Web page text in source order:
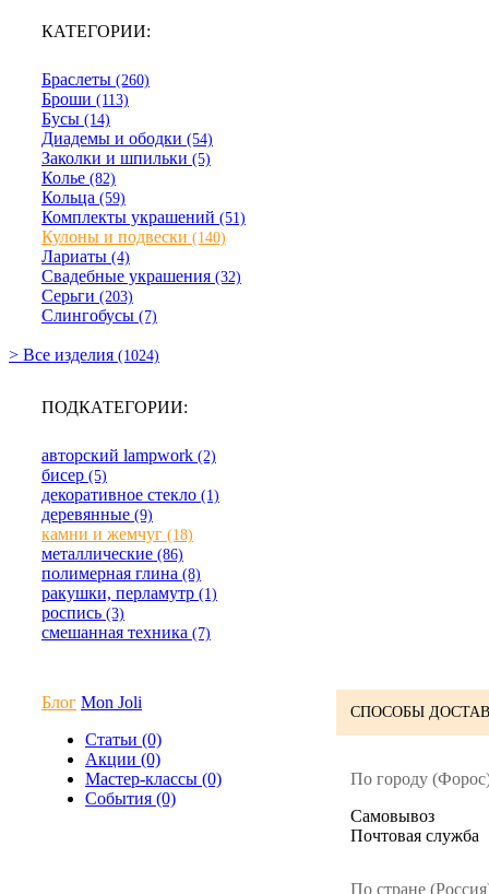
КАТЕГОРИИ:
Браслеты (260)
Броши (113)
Бусы (14)
Диадемы и ободки (54)
Заколки и шпильки (5)
Колье (82)
Кольца (59)
Комплекты украшений (51)
Кулоны и подвески (140)
Лариаты (4)
Свадебные украшения (32)
Серьги (203)
Слингобусы (7)
> Все изделия (1024)
ПОДКАТЕГОРИИ:
авторский lampwork (2)
бисер (5)
декоративное стекло (1)
деревянные (9)
камни и жемчуг (18)
металлические (86)
полимерная глина (8)
ракушки, перламутр (1)
роспись (3)
смешанная техника (7)
Блог Mon Joli
Статьи (0)
Акции (0)
Мастер-классы (0)
События (0)
СПОСОБЫ
По городу
Cамовывоз
Почтовая служба
По стране